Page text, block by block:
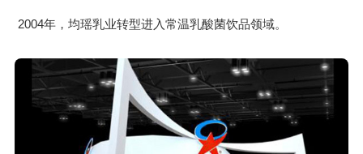
2004年，均瑶乳业转型进入常温乳酸菌饮品领域。